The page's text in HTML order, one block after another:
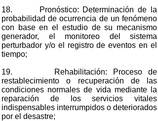
18. Pronóstico: Determinación de la
probabilidad de ocurrencia de un fenómeno
con base en el estudio de su mecanismo
generador, el monitoreo del sistema
perturbador y/o el registro de eventos en el
tiempo;
19. Rehabilitación: Proceso de
restablecimiento o recuperación de las
condiciones normales de vida mediante la
reparación de los servicios vitales
indispensables interrumpidos o deteriorados
por el desastre;